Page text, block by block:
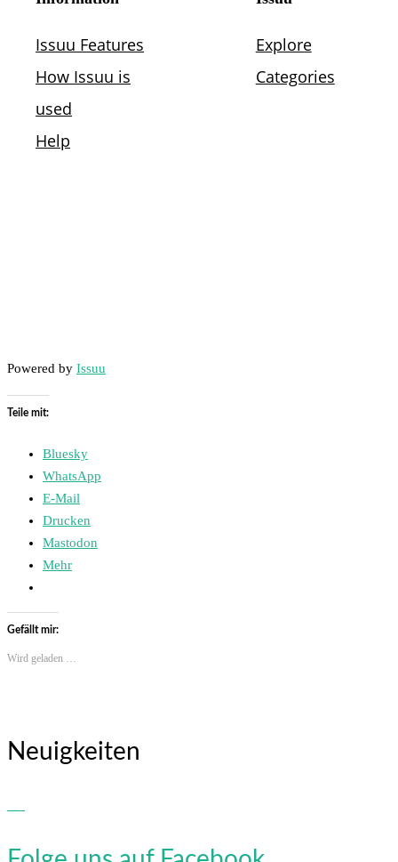
Powered by Issuu
Teile mit:
Bluesky
WhatsApp
E-Mail
Drucken
Mastodon
Mehr
Gefällt mir:
Wird geladen …
Neuigkeiten